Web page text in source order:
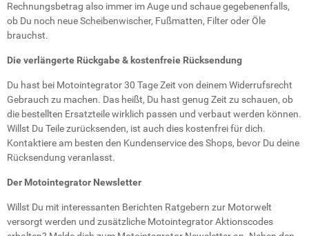
Rechnungsbetrag also immer im Auge und schaue gegebenenfalls,
ob Du noch neue Scheibenwischer, Fußmatten, Filter oder Öle
brauchst.
Die verlängerte Rückgabe & kostenfreie Rücksendung
Du hast bei Motointegrator 30 Tage Zeit von deinem Widerrufsrecht
Gebrauch zu machen. Das heißt, Du hast genug Zeit zu schauen, ob
die bestellten Ersatzteile wirklich passen und verbaut werden können.
Willst Du Teile zurücksenden, ist auch dies kostenfrei für dich.
Kontaktiere am besten den Kundenservice des Shops, bevor Du deine
Rücksendung veranlasst.
Der Motointegrator Newsletter
Willst Du mit interessanten Berichten Ratgebern zur Motorwelt
versorgt werden und zusätzliche Motointegrator Aktionscodes